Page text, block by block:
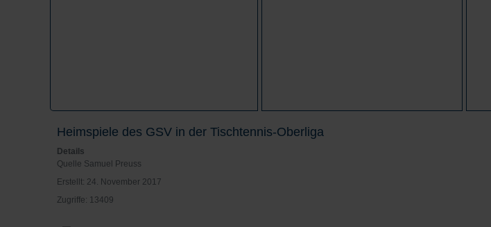
Heimspiele des GSV in der Tischtennis-Oberliga
Details
Quelle Samuel Preuss
Erstellt: 24. November 2017
Zugriffe: 13409